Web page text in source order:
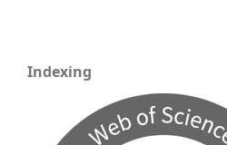
Indexing